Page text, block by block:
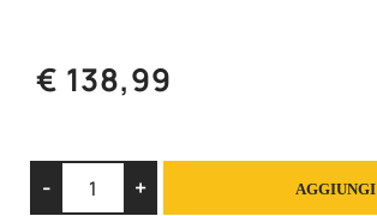
€ 138,99
AGGIUNGI